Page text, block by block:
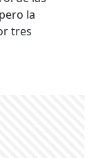
la
tres